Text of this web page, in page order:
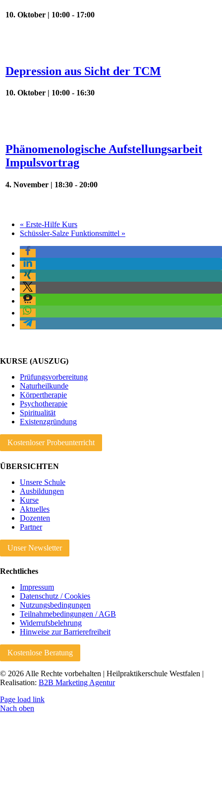
10. Oktober | 10:00 - 17:00
Depression aus Sicht der TCM
10. Oktober | 10:00 - 16:30
Phänomenologische Aufstellungsarbeit
Impulsvortrag
4. November | 18:30 -20:00
« Erste-Hilfe Kurs
Schüssler-Salze Funktionsmittel »
KURSE (AUSZUG)
Prüfungsvorbereitung
Naturheilkunde
Körpertherapie
Psychotherapie
Spiritualität
Existenzgründung
Kostenloser Probeunterricht
ÜBERSICHTEN
Unsere Schule
Ausbildungen
Kurse
Aktuelles
Dozenten
Partner
Unser Newsletter
Rechtliches
Impressum
Datenschutz / Cookies
Nutzungsbedingungen
Teilnahmebedingungen / AGB
Widerrufsbelehrung
Hinweise zur Barrierefreiheit
Kostenlose Beratung
© 2026 Alle Rechte vorbehalten | Heilpraktikerschule Westfalen |
Realisation: B2B Marketing Agentur
Page load link
Nach oben